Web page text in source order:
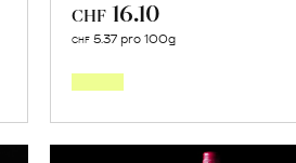
CHF 16.10
CHF 5.37 pro 100g
vom